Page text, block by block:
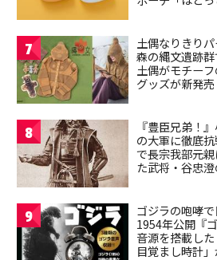
7
土偶なりきり
森の縄文遺跡
土偶がモチー
グッズが新発売
8
『豊臣兄弟！
の大軍に徹底
で長宗我部元
た武将・谷忠
9
ゴジラの咆哮
1954年公開『
音源を搭載し
目覚まし時計